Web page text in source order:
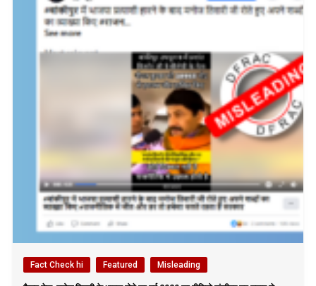
Fact Check hi Featured Misleading